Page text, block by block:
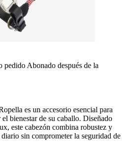
pedido Abonado después de la
es un accesorio esencial para
bienestar de su caballo. Diseñado
este cabezón combina robustez y
sin comprometer la seguridad de